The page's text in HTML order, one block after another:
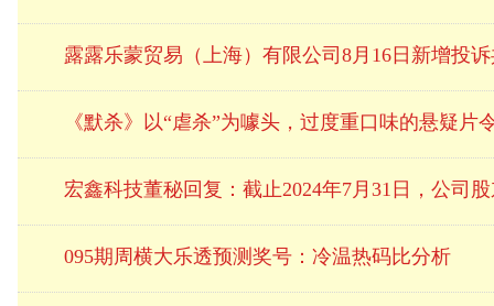
露露乐蒙贸易（上海）有限公司8月16日新增投
《默杀》以“虐杀”为噱头，过度重口味的悬疑片
宏鑫科技董秘回复：截止2024年7月31日，公司
095期周横大乐透预测奖号：冷温热码比分析